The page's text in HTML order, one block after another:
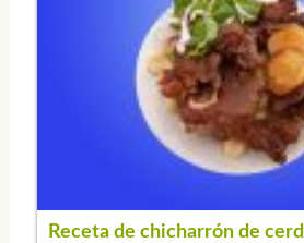
Receta de chicharrón de